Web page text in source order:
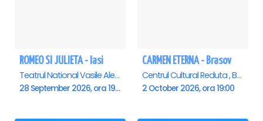
ROMEO SI JULIETA - Iasi
Teatrul National Vasile Alecsandri , Iasi
28 September 2026, ora 19:00
CARMEN ETERNA - Brasov
Centrul Cultural Reduta , Brasov
2 October 2026, ora 19:00